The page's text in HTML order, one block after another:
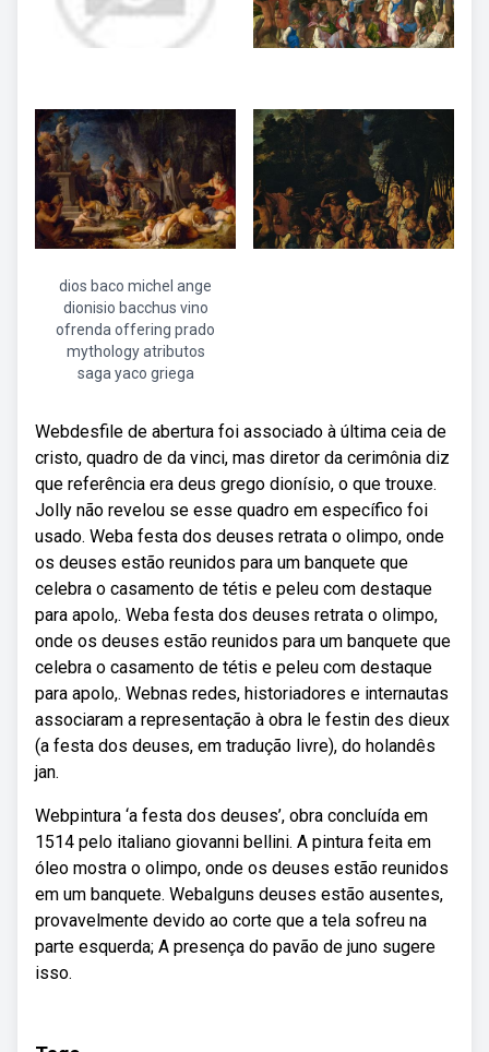
dios baco michel ange
dionisio bacchus vino
ofrenda offering prado
mythology atributos
saga yaco griega
Webdesfile de abertura foi associado à última ceia de
cristo, quadro de da vinci, mas diretor da cerimônia diz
que referência era deus grego dionísio, o que trouxe.
Jolly não revelou se esse quadro em específico foi
usado. Weba festa dos deuses retrata o olimpo, onde
os deuses estão reunidos para um banquete que
celebra o casamento de tétis e peleu com destaque
para apolo,. Weba festa dos deuses retrata o olimpo,
onde os deuses estão reunidos para um banquete que
celebra o casamento de tétis e peleu com destaque
para apolo,. Webnas redes, historiadores e internautas
associaram a representação à obra le festin des dieux
(a festa dos deuses, em tradução livre), do holandês
jan.
Webpintura ‘a festa dos deuses’, obra concluída em
1514 pelo italiano giovanni bellini. A pintura feita em
óleo mostra o olimpo, onde os deuses estão reunidos
em um banquete. Webalguns deuses estão ausentes,
provavelmente devido ao corte que a tela sofreu na
parte esquerda; A presença do pavão de juno sugere
isso.